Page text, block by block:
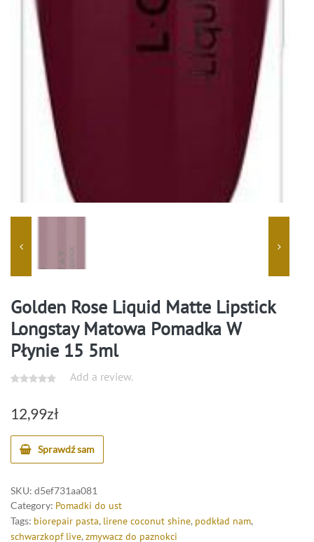
Golden Rose Liquid Matte Lipstick
Longstay Matowa Pomadka W
Płynie 15 5ml
Add a review.
12,99zł
Sprawdź sam
SKU: d5ef731aa081
Category: Pomadki do ust
Tags: biorepair pasta, lirene coconut shine, podkład nam,
schwarzkopf live, zmywacz do paznokci